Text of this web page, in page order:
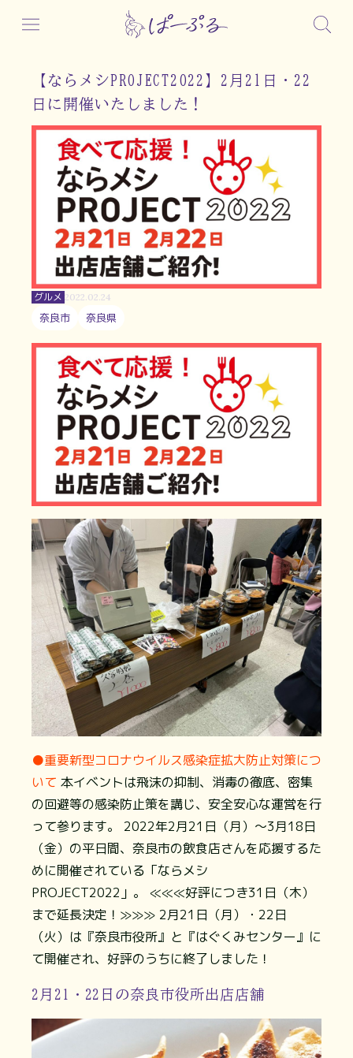
【ならメシPROJECT2022】2月21日・22
日に開催いたしました！
グルメ 2022.02.24
奈良市 奈良県
●重要 ​新型コロナウイルス感染症拡大防止対策につ
いて 本イベントは飛沫の抑制、消毒の徹底、密集
の回避等の感染防止策を講じ、安全安心な運営を行
って参ります。 2022年2月21日（月）～3月18日
（金）の平日間、奈良市の飲食店さんを応援するた
めに開催されている「ならメシ
PROJECT2022」。 ≪≪≪好評につき31日（木）
まで延長決定！≫≫≫ 2月21日（月）・22日
（火）は『奈良市役所』と『はぐくみセンター』に
て開催され、好評のうちに終了しました！
2月21・22日の奈良市役所出店店舗